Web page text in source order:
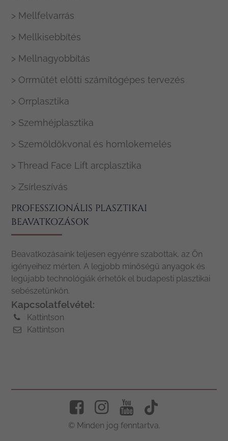
> Mellfelvarrás
> Mellkisebbítés
> Mellnagyobbítás
> Orrműtét előtti számítógépes tervezés
> Orrplasztika
> Szemhéjplasztika
> Szemöldökvonal és homlokemelés
> Thread Face Lift arcplasztika
> Zsírleszívás
PROFESSZIONÁLIS PLASZTIKAI
BEAVATKOZÁSOK
Beavatkozásaink teljesen egyénre szabottak, az Ön
igényeihez mérten. A legjobb minőségű anyagok és
legújabb technológiák érhetők el budapesti plasztikai
sebészetünkön.
Kapcsolatfelvétel:
Kattintson
Kattintson
© Minden jog fenntartva.